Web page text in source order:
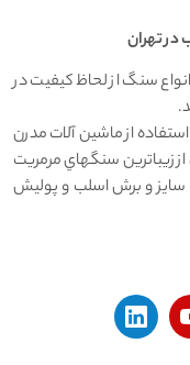
تهران
سنگ از لحاظ کيفيت در
دوم با استفاده از ماشين آلات مدرن
زيباترين سنگهاي مرمريت
سايز و برش اسلب و پوليش